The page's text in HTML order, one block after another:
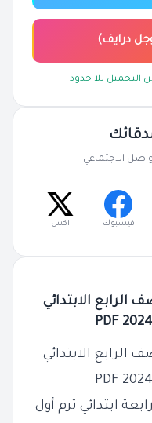
الرابع الابتدائي
الرابع الابتدائي
ابتدائي ترم أول
درايف)
التحميل بلا حدود
الاجتماعي
فيسبوك اكس